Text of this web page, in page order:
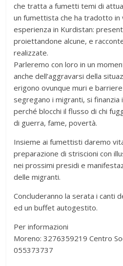
che tratta a fumetti temi di
un fumettista che ha tradotto in
esperienza in Kurdistan:
proiettandone alcune, e
realizzate.
Parleremo con loro in un
anche dell’aggravarsi della
erigono ovunque muri e
segregano i migranti, si
perché blocchi il flusso di chi
di guerra, fame, povertà.
Insieme ai fumettisti daremo
preparazione di striscioni con
nei prossimi presidi e
delle migranti.
Concluderanno la serata i canti
ed un buffet autogestito.
Per informazioni
Moreno: 3276359219 Centro
055373737